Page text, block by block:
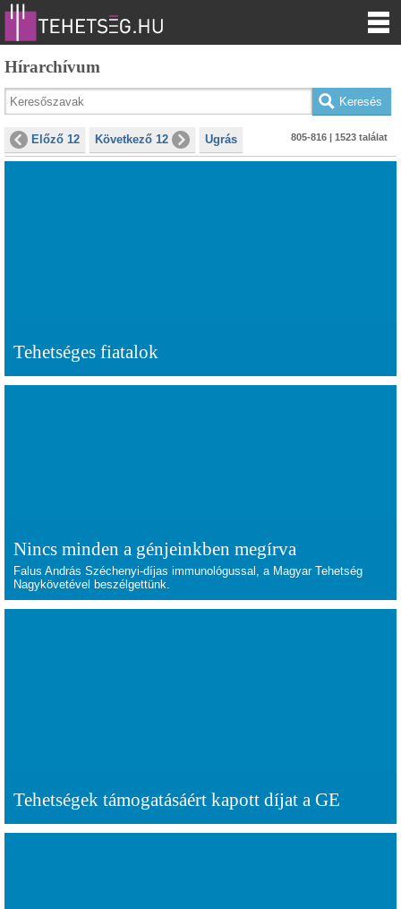
Hírarchívum
Előző 12 Következő 12 Ugrás 805-816 | 1523 találat
Tehetséges fiatalok
Nincs minden a génjeinkben megírva
Falus András Széchenyi-díjas immunológussal, a Magyar Tehetség
Nagykövetével beszélgettünk.
Tehetségek támogatásáért kapott díjat a GE